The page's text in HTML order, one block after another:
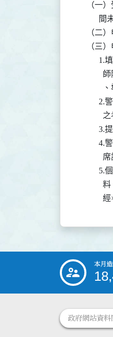
（一
（二
（三
::: 本月
政府網站資料